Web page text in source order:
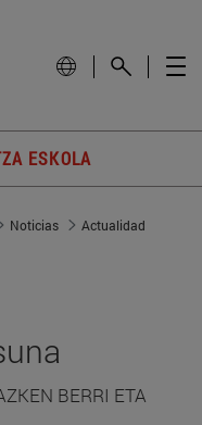
ESKOLA
Noticias
Actualidad
BERRI ETA